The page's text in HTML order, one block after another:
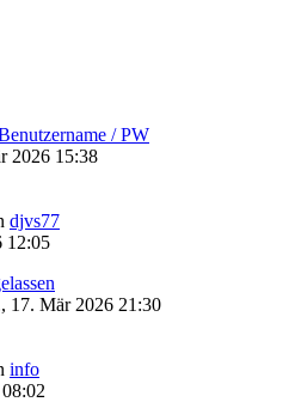
/ PW
2026 15:38
djvs77
12:05
17. Mär 2026 21:30
info